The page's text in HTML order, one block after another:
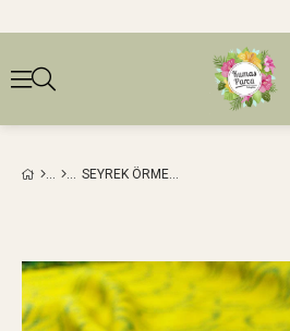
SEYREK ÖRME TRIKO PAMUKSU YEŞIL SARI (EN 150 CM X BOY 125 CM)